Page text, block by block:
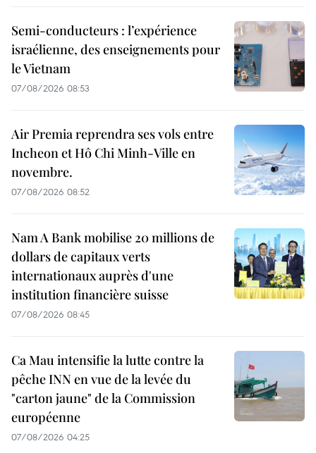
Semi-conducteurs : l’expérience
israélienne, des enseignements pour
le Vietnam
07/08/2026 08:53
Air Premia reprendra ses vols entre
Incheon et Hô Chi Minh-Ville en
novembre.
07/08/2026 08:52
Nam A Bank mobilise 20 millions de
dollars de capitaux verts
internationaux auprès d'une
institution financière suisse
07/08/2026 08:45
Ca Mau intensifie la lutte contre la
pêche INN en vue de la levée du
"carton jaune" de la Commission
européenne
07/08/2026 04:25